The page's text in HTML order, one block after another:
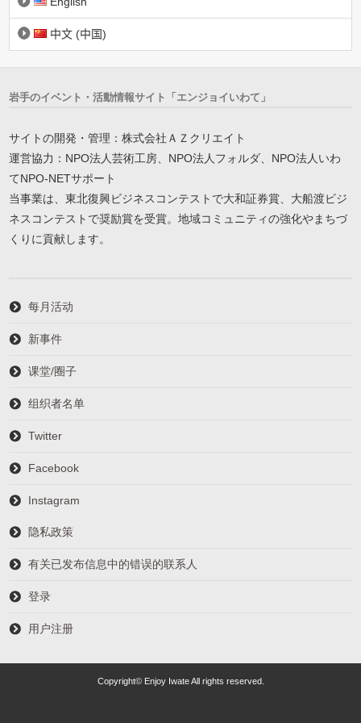
中文 (中国)
岩手のイベント・活動情報サイト「エンジョイいわて」
サイトの開発・管理：株式会社ＡＺクリエイト
運営協力：NPO法人芸術工房、NPO法人フォルダ、NPO法人いわ
てNPO-NETサポート
当事業は、東北復興ビジネスコンテストで大和証券賞、大船渡ビジ
ネスコンテストで奨励賞を受賞。地域コミュニティの強化やまちづ
くりに貢献します。
每月活动
新事件
课堂/圈子
组织者名单
Twitter
Facebook
Instagram
隐私政策
有关已发布信息中的错误的联系人
登录
用户注册
Copyright© Enjoy Iwate All rights reserved.